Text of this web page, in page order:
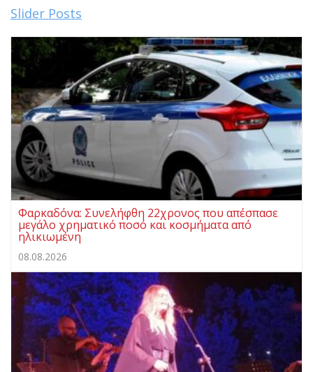
Slider Posts
Φαρκαδόνα: Συνελήφθη 22χρονος που απέσπασε
μεγάλο χρηματικό ποσό και κοσμήματα από
ηλικιωμένη
08.08.2026